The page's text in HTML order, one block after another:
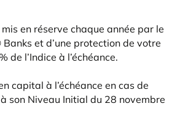
mis en réserve chaque année par le
Banks et d’une protection de votre
de l’Indice à l’échéance.
capital à l’échéance en cas de
son Niveau Initial du 28 novembre